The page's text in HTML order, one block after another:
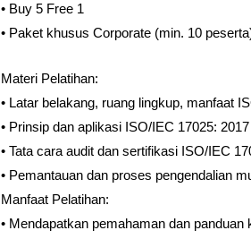
• Buy 5 Free 1
• Paket khusus Corporate (min. 10
Materi Pelatihan:
• Latar belakang, ruang lingkup, manfaat
• Prinsip dan aplikasi ISO/IEC 17025: 2017
• Tata cara audit dan sertifikasi ISO/IEC
• Pemantauan dan proses pengendalian
Manfaat Pelatihan:
• Mendapatkan pemahaman dan